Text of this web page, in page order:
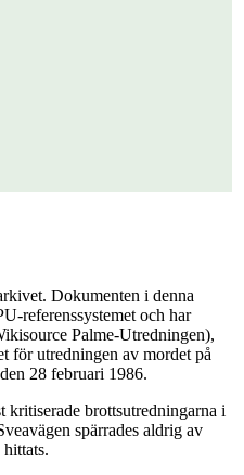
Dokumenten i denna
referenssystemet och har
Palme-Utredningen),
för utredningen av mordet på
28 februari 1986.
kritiserade brottsutredningarna i
spärrades aldrig av